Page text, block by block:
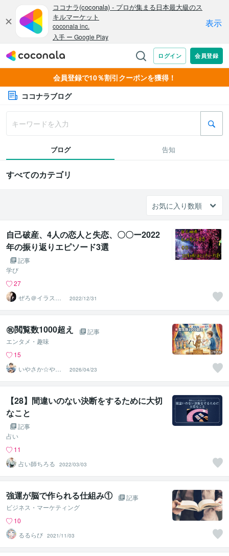
会員登録で10％割引クーポンを獲得！
ココナラブログ
ブログ 告知
すべてのカテゴリ
自己破産、4人の恋人と失恋、〇〇ー2022
年の振り返りエピソード3選
記事
学び
27
ぜろ＠イラスト
クリエイター
2022/12/31
㊗️閲覧数1000超え
記事
エンタメ・趣味
15
いやさか☆やす
らぎの傾聴者
2026/04/23
【28】間違いのない決断をするために大切
なこと
記事
占い
11
占い師ちろる
2022/03/03
強運が脳で作られる仕組み①
記事
ビジネス・マーケティング
10
るるらび 2021/11/03